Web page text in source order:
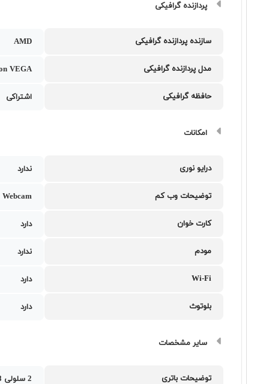
پردازنده گرافیکی
سازنده پردازنده گرافیکی AMD
مدل پردازنده گرافیکی VEGA
حافظه گرافیکی اشتراکی
امکانات
درایو نوری ندارد
توضیحات وب کم
کارت خوان دارد
مودم ندارد
Wi-Fi دارد
بلوتوث دارد
سایر مشخصات
توضیحات باتری 2 سلولی 38 وات ساعت